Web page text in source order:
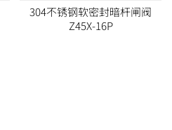
304不锈钢软密封暗杆闸阀
Z45X-16P